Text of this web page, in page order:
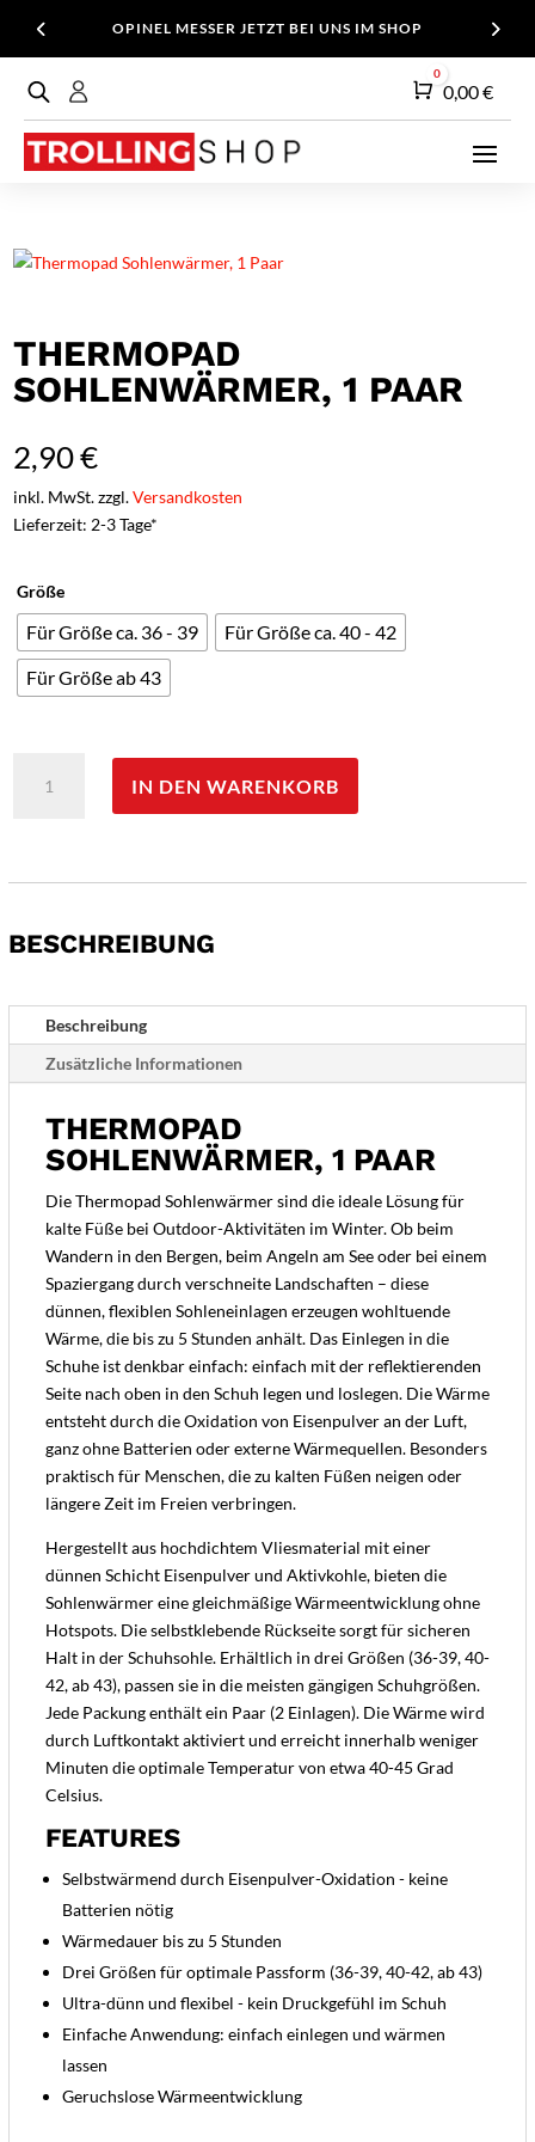
OPINEL MESSER JETZT BEI UNS IM SHOP
Warenkorb
0
0,00€
THERMOPAD
SOHLENWÄRMER, 1 PAAR
2,90€
inkl. MwSt. zzgl.Versandkosten
Lieferzeit: 2-3 Tage*
Größe
Für Größe ca. 36 - 39
Für Größe ca. 40 - 42
Für Größe ab 43
Sohlenwärmer,
IN DEN WARENKORB
BESCHREIBUNG
Beschreibung
Zusätzliche Informationen
THERMOPAD
SOHLENWÄRMER, 1 PAAR
Die Thermopad Sohlenwärmer sind die ideale Lösung für
kalte Füße bei Outdoor-Aktivitäten im Winter. Ob beim
Wandern in den Bergen, beim Angeln am See oder bei einem
Spaziergang durch verschneite Landschaften – diese
dünnen, flexiblen Sohleneinlagen erzeugen wohltuende
Wärme, die bis zu 5 Stunden anhält. Das Einlegen in die
Schuhe ist denkbar einfach: einfach mit der reflektierenden
Seite nach oben in den Schuh legen und loslegen. Die Wärme
entsteht durch die Oxidation von Eisenpulver an der Luft,
ganz ohne Batterien oder externe Wärmequellen. Besonders
praktisch für Menschen, die zu kalten Füßen neigen oder
längere Zeit im Freien verbringen.
Hergestellt aus hochdichtem Vliesmaterial mit einer
dünnen Schicht Eisenpulver und Aktivkohle, bieten die
Sohlenwärmer eine gleichmäßige Wärmeentwicklung ohne
Hotspots. Die selbstklebende Rückseite sorgt für sicheren
Halt in der Schuhsohle. Erhältlich in drei Größen (36-39, 40-
42, ab 43), passen sie in die meisten gängigen Schuhgrößen.
Jede Packung enthält ein Paar (2 Einlagen). Die Wärme wird
durch Luftkontakt aktiviert und erreicht innerhalb weniger
Minuten die optimale Temperatur von etwa 40-45 Grad
Celsius.
FEATURES
Selbstwärmend durch Eisenpulver-Oxidation - keine
Batterien nötig
Wärmedauer bis zu 5 Stunden
Drei Größen für optimale Passform (36-39, 40-42, ab 43)
Ultra-dünn und flexibel - kein Druckgefühl im Schuh
Einfache Anwendung: einfach einlegen und wärmen
lassen
Geruchslose Wärmeentwicklung